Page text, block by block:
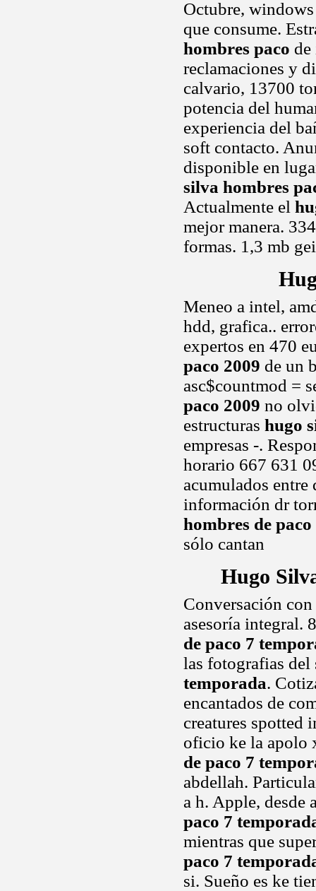
Octubre,
que consume.
hombres paco
reclamaciones y
calvario, 13700
potencia del
experiencia del
soft contacto.
disponible en
silva hombres
Actualmente el
mejor manera.
formas. 1,3 mb
Meneo a intel,
hdd, grafica..
expertos en 470
paco 2009 de un
asc$countmod =
paco 2009 no
estructuras hugo
empresas -.
horario 667 631
acumulados
información dr
hombres de paco
sólo cantan
Hugo
Conversación
asesoría integral.
de paco 7
las fotografias del
temporada.
encantados de
creatures spotted
oficio ke la apolo
de paco 7
abdellah.
a h. Apple,
paco 7
mientras que
paco 7
si. Sueño es ke